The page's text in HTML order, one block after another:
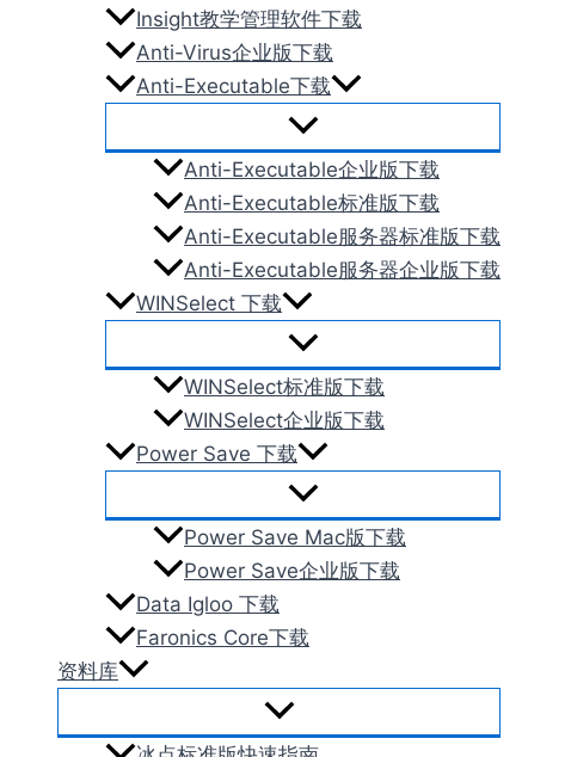
Insight教学管理软件下载
Anti-Virus企业版下载
Anti-Executable下载
Anti-Executable企业版下载
Anti-Executable标准版下载
Anti-Executable服务器标准版下载
Anti-Executable服务器企业版下载
WINSelect 下载
WINSelect标准版下载
WINSelect企业版下载
Power Save 下载
Power Save Mac版下载
Power Save企业版下载
Data Igloo 下载
Faronics Core下载
资料库